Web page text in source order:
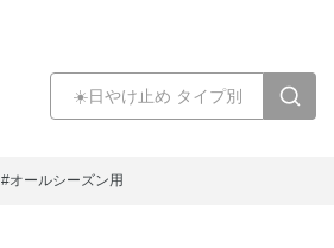
#オールシーズン用